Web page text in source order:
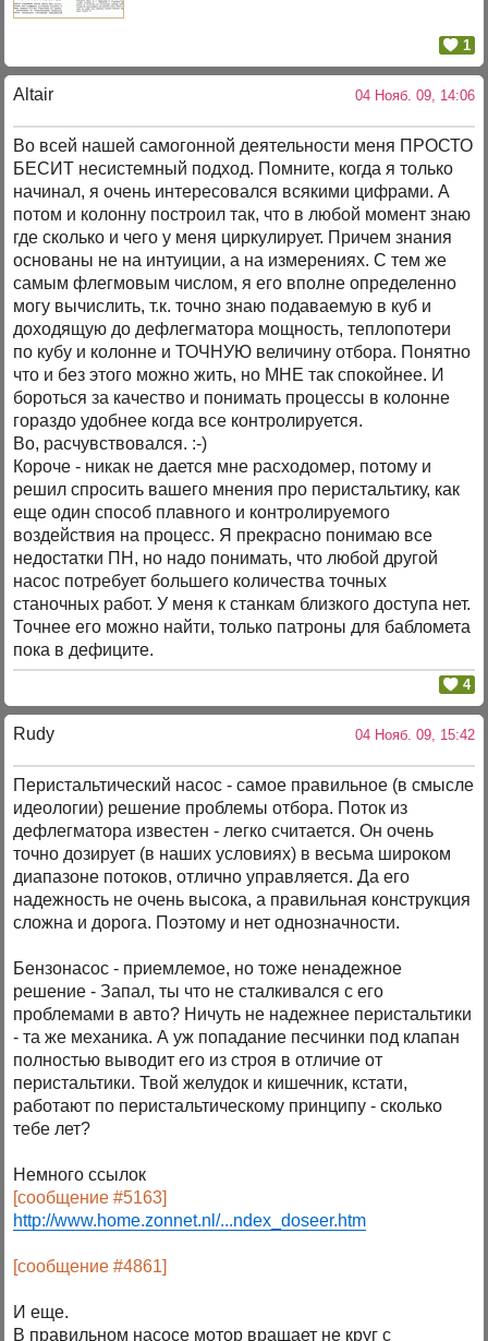
1
Altair 04 Нояб. 09, 14:06
Во всей нашей самогонной деятельности меня ПРОСТО
БЕСИТ несистемный подход. Помните, когда я только
начинал, я очень интересовался всякими цифрами. А
потом и колонну построил так, что в любой момент знаю
где сколько и чего у меня циркулирует. Причем знания
основаны не на интуиции, а на измерениях. С тем же
самым флегмовым числом, я его вполне определенно
могу вычислить, т.к. точно знаю подаваемую в куб и
доходящую до дефлегматора мощность, теплопотери
по кубу и колонне и ТОЧНУЮ величину отбора. Понятно
что и без этого можно жить, но МНЕ так спокойнее. И
бороться за качество и понимать процессы в колонне
гораздо удобнее когда все контролируется.
Во, расчувствовался. :-)
Короче - никак не дается мне расходомер, потому и
решил спросить вашего мнения про перистальтику, как
еще один способ плавного и контролируемого
воздействия на процесс. Я прекрасно понимаю все
недостатки ПН, но надо понимать, что любой другой
насос потребует большего количества точных
станочных работ. У меня к станкам близкого доступа нет.
Точнее его можно найти, только патроны для бабломета
пока в дефиците.
4
Rudy 04 Нояб. 09, 15:42
Перистальтический насос - самое правильное (в смысле
идеологии) решение проблемы отбора. Поток из
дефлегматора известен - легко считается. Он очень
точно дозирует (в наших условиях) в весьма широком
диапазоне потоков, отлично управляется. Да его
надежность не очень высока, а правильная конструкция
сложна и дорога. Поэтому и нет однозначности.
Бензонасос - приемлемое, но тоже ненадежное
решение - Запал, ты что не сталкивался с его
проблемами в авто? Ничуть не надежнее перистальтики
- та же механика. А уж попадание песчинки под клапан
полностью выводит его из строя в отличие от
перистальтики. Твой желудок и кишечник, кстати,
работают по перистальтическому принципу - сколько
тебе лет?
Немного ссылок
[сообщение #5163]
http://www.home.zonnet.nl/...ndex_doseer.htm
[сообщение #4861]
И еще.
В правильном насосе мотор вращает не круг с